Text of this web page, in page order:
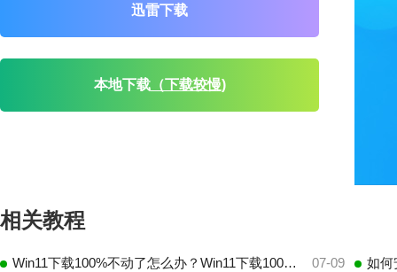
迅雷下载
本地下载（下载较慢)
相关教程
Win11下载100%不动了怎么办？Win11下载100%不动处理办法 07-09 如何